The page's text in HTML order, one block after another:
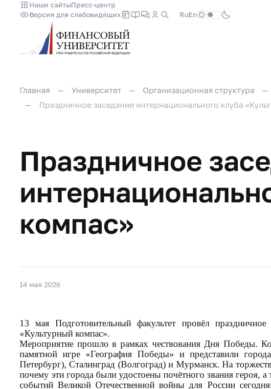
Наши сайтыПресс-центр
Версия для слабовидящих
RuEn
Главная Университет Организационная структура
Праздничное заседание интернационального клуба
Праздничное
компас»
14 мая 2026
13 мая Подготовительный факультет провёл праздничное
«Культурный компас».
Мероприятие прошло в рамках чествования Дня Победы.
памятной игре «География Победы» и представили
Петербург), Сталинград (Волгоград) и Мурманск. На
почему эти города были удостоены почётного звания героя,
событий Великой Отечественной войны для России